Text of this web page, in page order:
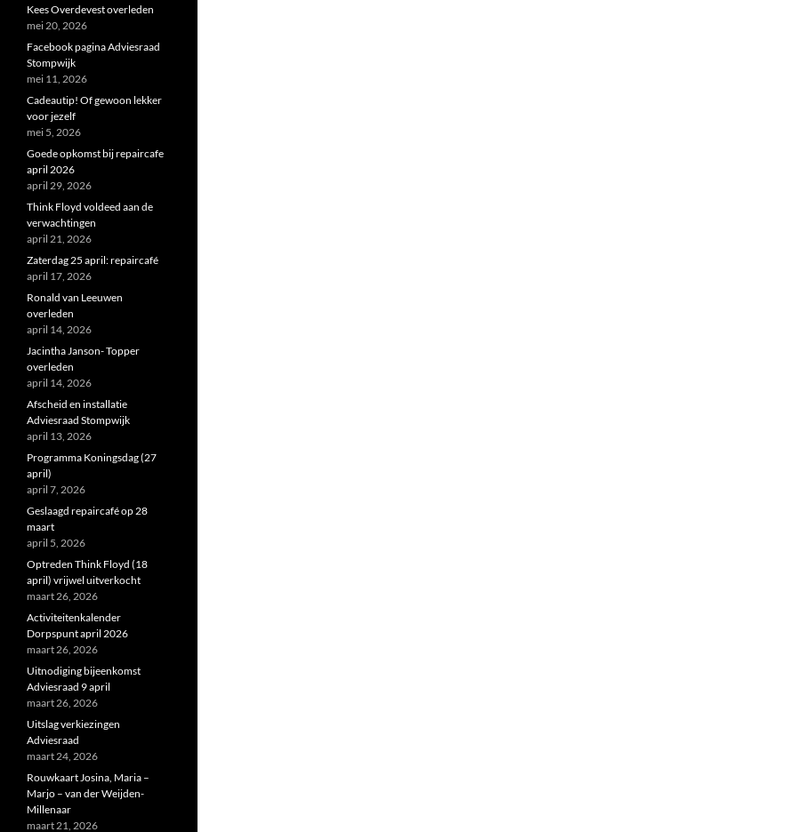
Kees Overdevest overleden
mei 20, 2026
Facebook pagina Adviesraad
Stompwijk
mei 11, 2026
Cadeautip! Of gewoon lekker
voor jezelf
mei 5, 2026
Goede opkomst bij repaircafe
april 2026
april 29, 2026
Think Floyd voldeed aan de
verwachtingen
april 21, 2026
Zaterdag 25 april: repaircafé
april 17, 2026
Ronald van Leeuwen
overleden
april 14, 2026
Jacintha Janson- Topper
overleden
april 14, 2026
Afscheid en installatie
Adviesraad Stompwijk
april 13, 2026
Programma Koningsdag (27
april)
april 7, 2026
Geslaagd repaircafé op 28
maart
april 5, 2026
Optreden Think Floyd (18
april) vrijwel uitverkocht
maart 26, 2026
Activiteitenkalender
Dorpspunt april 2026
maart 26, 2026
Uitnodiging bijeenkomst
Adviesraad 9 april
maart 26, 2026
Uitslag verkiezingen
Adviesraad
maart 24, 2026
Rouwkaart Josina, Maria –
Marjo – van der Weijden-
Millenaar
maart 21, 2026